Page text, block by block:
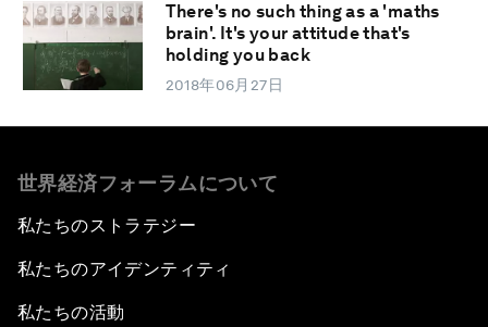
There's no such thing as a 'maths
brain'. It's your attitude that's
holding you back
2018年06月27日
世界経済フォーラムについて
私たちのストラテジー
私たちのアイデンティティ
私たちの活動